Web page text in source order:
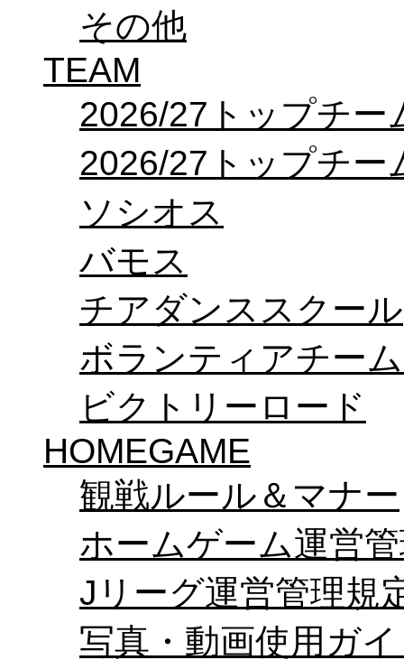
クラブ理念
クラブ情報
サステナビリティ
Web制作支援
応援プロジェクト
その他
TEAM
2026/27トップチー
2026/27トップチー
ソシオス
バモス
チアダンススクール
ボランティアチー
ビクトリーロード
HOMEGAME
観戦ルール＆マナー
ホームゲーム運営
Jリーグ運営管理規
写真・動画使用ガ